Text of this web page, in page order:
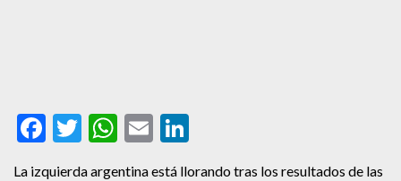
Facebook
Twitter
WhatsApp
Email
La izquierda argentina está llorando tras los resultados de las